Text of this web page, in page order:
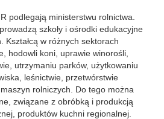
podlegają ministerstwu rolnictwa.
szkoły i ośrodki edukacyjne
Kształcą w różnych sektorach
hodowli koni, uprawie winorośli,
utrzymaniu parków, użytkowaniu
leśnictwie, przetwórstwie
rolniczych. Do tego można
związane z obróbką i produkcją
produktów kuchni regionalnej.